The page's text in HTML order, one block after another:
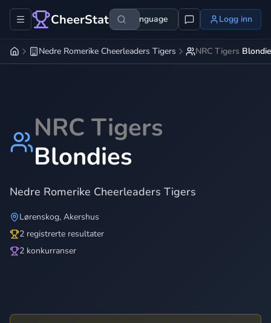
CheerStats Language Logg inn
Nedre Romerike Cheerleaders Tigers NRC Tigers
NRC Tigers
Blondies
Nedre Romerike Cheerleaders Tigers
Lørenskog, Akershus
2 registrerte resultater
2 konkurranser